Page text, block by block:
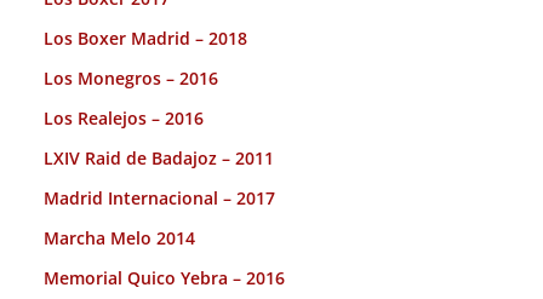
Los Boxer Madrid – 2018
Los Monegros – 2016
Los Realejos – 2016
LXIV Raid de Badajoz – 2011
Madrid Internacional – 2017
Marcha Melo 2014
Memorial Quico Yebra – 2016